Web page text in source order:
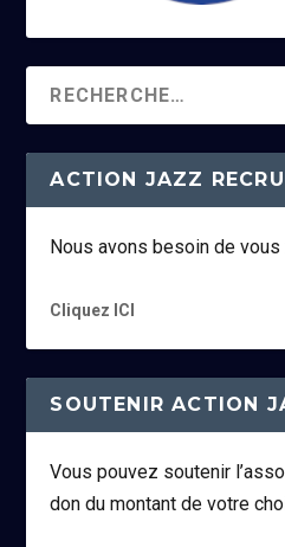
ACTION JAZZ
Nous avons besoin de
Cliquez ICI
SOUTENIR ACTION
Vous pouvez soutenir
don du montant de votre